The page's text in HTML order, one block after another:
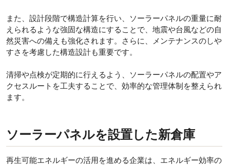
また、設計段階で構造計算を行い、ソーラーパネルの重量に耐
えられるような強固な構造にすることで、地震や台風などの自
然災害への備えも強化されます。さらに、メンテナンスのしや
すさを考慮した構造設計も重要です。
清掃や点検が定期的に行えるよう、ソーラーパネルの配置やア
クセスルートを工夫することで、効率的な管理体制を整えられ
ます。
ソーラーパネルを設置した新倉庫
再生可能エネルギーの活用を進める企業は、エネルギー効率の